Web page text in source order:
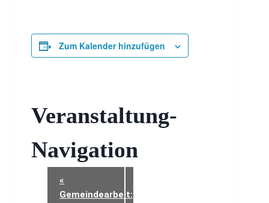
Zum Kalender hinzufügen
Veranstaltung-
Navigation
«
Gemeindearbeit: